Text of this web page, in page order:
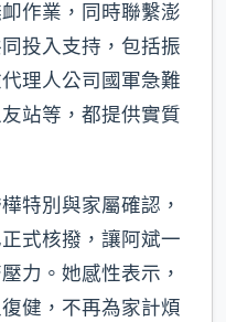
作業，同時聯繫澎
投入支持，包括振
理人公司國軍急難
站等，都提供實質
特別與家屬確認，
式核撥，讓阿斌一
力。她感性表示，
健，不再為家計煩